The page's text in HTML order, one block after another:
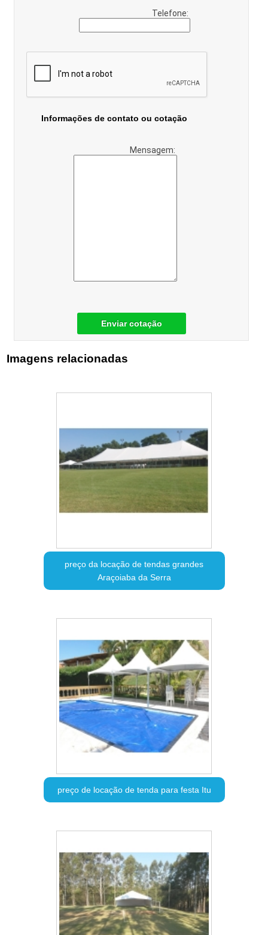
Telefone:
Informações de contato ou cotação
Mensagem:
Enviar cotação
Imagens relacionadas
preço da locação de tendas grandes
Araçoiaba da Serra
preço de locação de tenda para festa Itu